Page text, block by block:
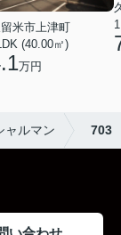
米市上津町
(40.00㎡)
万円
ャルマン 703